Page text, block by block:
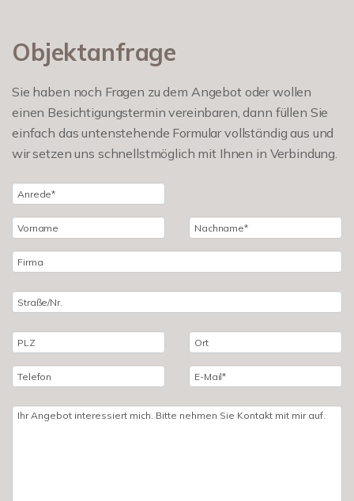
Objektanfrage
Sie haben noch Fragen zu dem Angebot oder wollen
einen Besichtigungstermin vereinbaren, dann füllen Sie
einfach das untenstehende Formular vollständig aus und
wir setzen uns schnellstmöglich mit Ihnen in Verbindung.